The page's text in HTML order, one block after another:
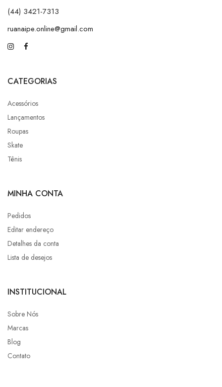
(44) 3421-7313
ruanaipe.online@gmail.com
CATEGORIAS
Acessórios
Lançamentos
Roupas
Skate
Tênis
MINHA CONTA
Pedidos
Editar endereço
Detalhes da conta
Lista de desejos
INSTITUCIONAL
Sobre Nós
Marcas
Blog
Contato